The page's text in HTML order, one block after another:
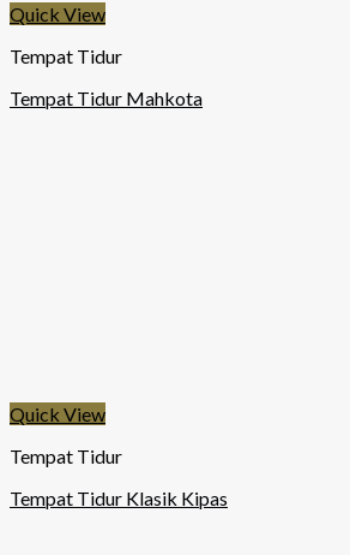
Quick View
Tempat Tidur
Tempat Tidur Mahkota
Quick View
Tempat Tidur
Tempat Tidur Klasik Kipas